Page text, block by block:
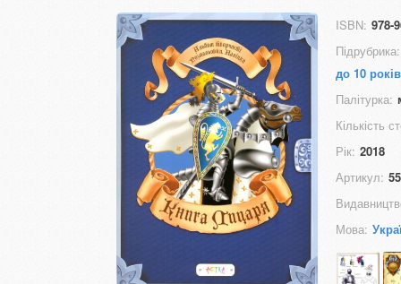
ISBN: 978-
Підрубрика:
до 10 років
Палітурка:
Кількість
Рік: 2018
Артикул:
Мова: